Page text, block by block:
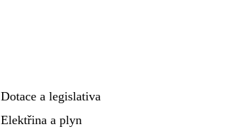
Dotace a legislativa
Elektřina a plyn